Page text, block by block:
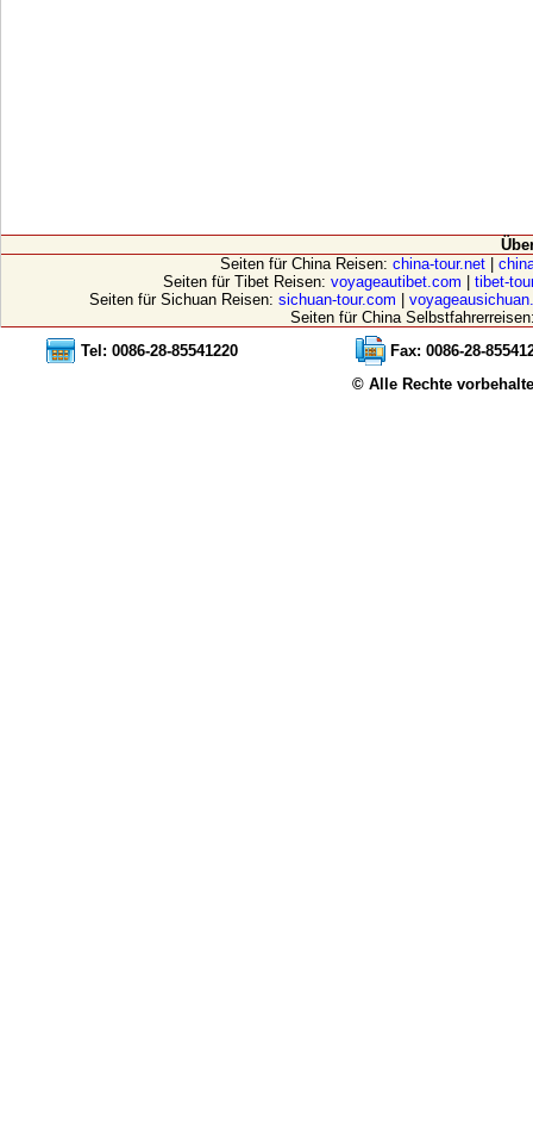
Seiten für China Reisen: china-tour.net|
Seiten für Tibet Reisen: voyageautibet.com
tibet-
Seiten für Sichuan Reisen: sichuan-tour.com
Seiten für China
Tel: 0086-28-85541220
Fax: 0086-28-
© Alle Rechte